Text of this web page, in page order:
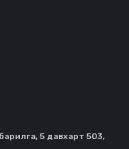
5 давхарт 503,